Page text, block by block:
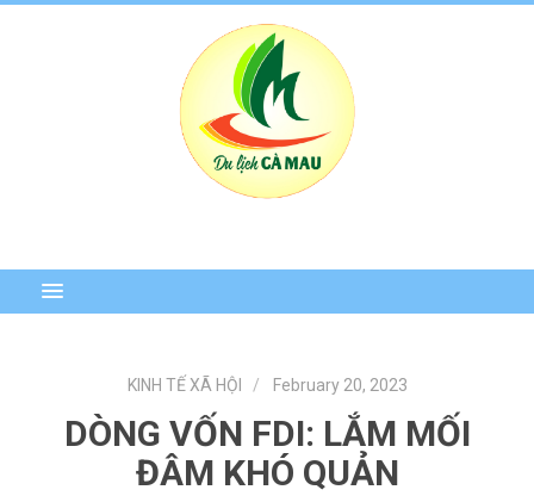
KINH TẾ XÃ HỘI February 20, 2023
DÒNG VỐN FDI: LẮM MỐI
ĐÂM KHÓ QUẢN